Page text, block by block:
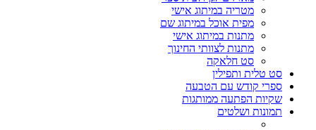
מטריה במיתוג אישי
מפית אוכל במיתוג שם
מתנות במיתוג אישי
מתנות לצוותי החינוך
סט חלאקה
סט טלית ותפילין
ספרי קודש עם הטבעה
שקיות הפתעה ממותגות
תמונות ושלטים